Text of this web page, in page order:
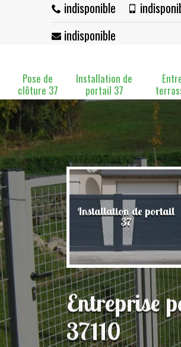
indisponible
indisponible
Pose de
clôture 37
Installation de
portail 37
37 Installation de portail
37
Entreprise
37110